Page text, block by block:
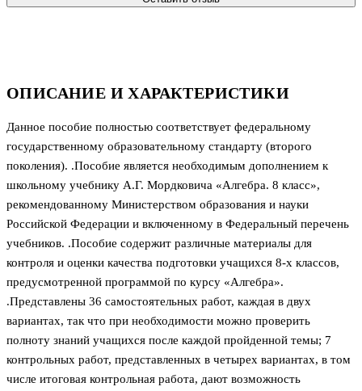
ОПИСАНИЕ И ХАРАКТЕРИСТИКИ
Данное пособие полностью соответствует федеральному
государственному образовательному стандарту (второго
поколения). .Пособие является необходимым дополнением к
школьному учебнику А.Г. Мордковича «Алгебра. 8 класс»,
рекомендованному Министерством образования и науки
Российской Федерации и включенному в Федеральный перечень
учебников. .Пособие содержит различные материалы для
контроля и оценки качества подготовки учащихся 8-х классов,
предусмотренной программой по курсу «Алгебра».
.Представлены 36 самостоятельных работ, каждая в двух
вариантах, так что при необходимости можно проверить
полноту знаний учащихся после каждой пройденной темы; 7
контрольных работ, представленных в четырех вариантах, в том
числе итоговая контрольная работа, дают возможность